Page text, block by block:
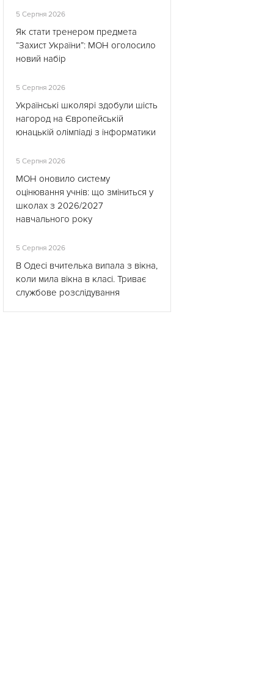
5 Серпня 2026
Як стати тренером предмета
“Захист України”: МОН оголосило
новий набір
5 Серпня 2026
Українські школярі здобули шість
нагород на Європейській
юнацькій олімпіаді з інформатики
5 Серпня 2026
МОН оновило систему
оцінювання учнів: що зміниться у
школах з 2026/2027
навчального року
5 Серпня 2026
В Одесі вчителька випала з вікна,
коли мила вікна в класі. Триває
службове розслідування